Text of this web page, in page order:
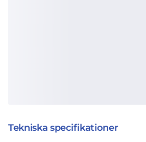
Tekniska specifikationer